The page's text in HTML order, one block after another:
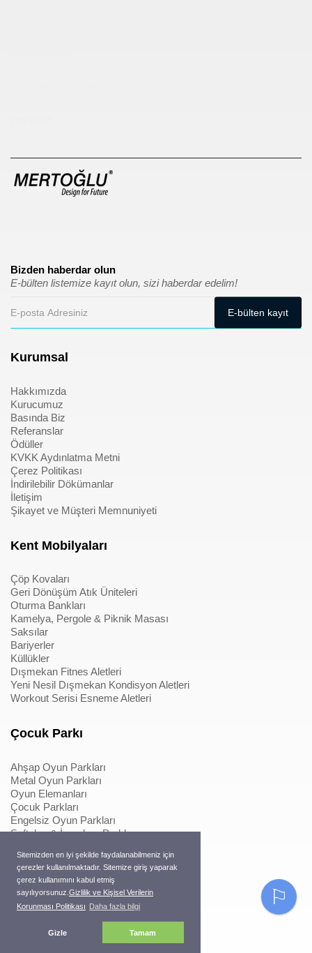
Sitemizden en iyi şekilde faydalanabilmeniz için
çerezler kullanılmaktadır. Sitemize giriş yaparak
çerez kullanımını kabul etmiş
sayılıyorsunuz. Gizlilik ve Kişisel Verilerin
Korunması Politikası Daha fazla bilgi
Gizle Tamam
Bizden haberdar olun
E-bülten listemize kayıt olun, sizi haberdar edelim!
Kurumsal
Hakkımızda
Kurucumuz
Basında Biz
Referanslar
Ödüller
KVKK Aydınlatma Metni
Çerez Politikası
İndirilebilir Dökümanlar
İletişim
Şikayet ve Müşteri Memnuniyeti
Kent Mobilyaları
Çöp Kovaları
Geri Dönüşüm Atık Üniteleri
Oturma Bankları
Kamelya, Pergole & Piknik Masası
Saksılar
Bariyerler
Küllükler
Dışmekan Fitnes Aletleri
Yeni Nesil Dışmekan Kondisyon Aletleri
Workout Serisi Esneme Aletleri
Çocuk Parkı
Ahşap Oyun Parkları
Metal Oyun Parkları
Oyun Elemanları
Çocuk Parkları
Engelsiz Oyun Parkları
Softplay & İçmekan Parkları
Metal Konstrüksiyonlu İpli Tırmanmalar
Ahşap Konstrüksiyonlu İpli Tırmanmalar
Macera Serisi Ürünleri
Trambolinler
Pergole
⚐